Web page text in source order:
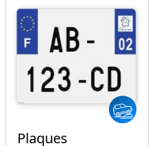
Plaques